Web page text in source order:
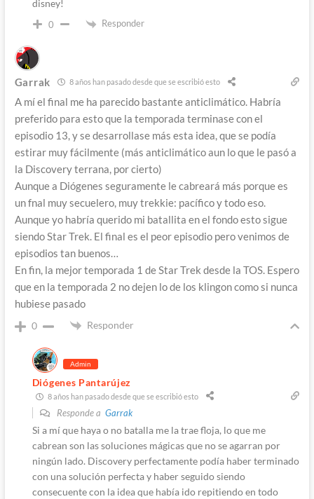
disney!
0 Responder
Garrak 8 años han pasado desde que se escribió esto
A mí el final me ha parecido bastante anticlimático. Habría
preferido para esto que la temporada terminase con el
episodio 13, y se desarrollase más esta idea, que se podía
estirar muy fácilmente (más anticlimático aun lo que le pasó a
la Discovery terrana, por cierto)
Aunque a Diógenes seguramente le cabreará más porque es
un fnal muy secuelero, muy trekkie: pacífico y todo eso.
Aunque yo habría querido mi batallita en el fondo esto sigue
siendo Star Trek. El final es el peor episodio pero venimos de
episodios tan buenos…
En fin, la mejor temporada 1 de Star Trek desde la TOS. Espero
que en la temporada 2 no dejen lo de los klingon como si nunca
hubiese pasado
0 Responder
Admin
Diógenes Pantarújez
8 años han pasado desde que se escribió esto
Responde a Garrak
Si a mí que haya o no batalla me la trae floja, lo que me
cabrean son las soluciones mágicas que no se agarran por
ningún lado. Discovery perfectamente podía haber terminado
con una solución perfecta y haber seguido siendo
consecuente con la idea que había ido repitiendo en todo